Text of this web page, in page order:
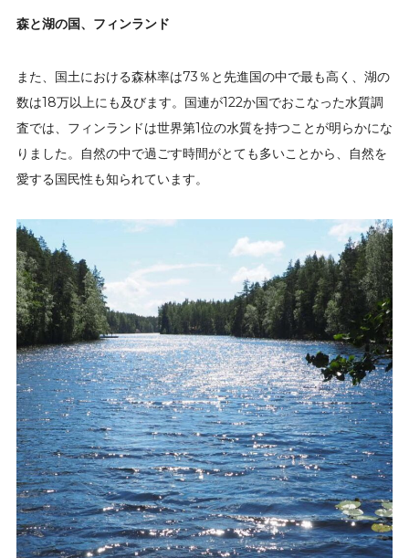
森と湖の国、フィンランド
また、国土における森林率は73％と先進国の中で最も高く、湖の
数は18万以上にも及びます。国連が122か国でおこなった水質調
査では、フィンランドは世界第1位の水質を持つことが明らかにな
りました。自然の中で過ごす時間がとても多いことから、自然を
愛する国民性も知られています。